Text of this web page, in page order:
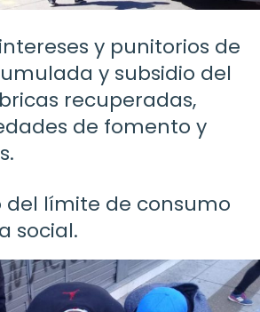
y punitorios de
y subsidio del
recuperadas,
de fomento y
del límite de consumo
social.